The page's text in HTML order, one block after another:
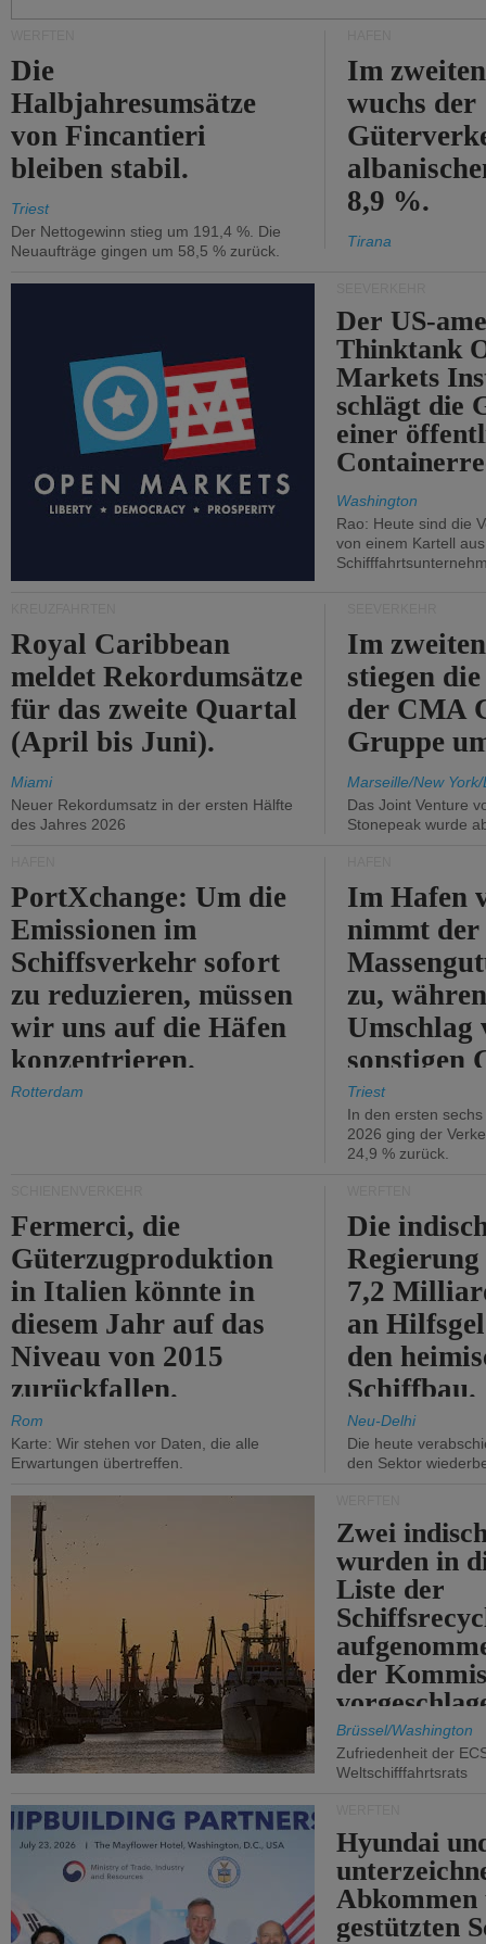
Die
Halbjahresumsätze
von Fincantieri
bleiben stabil.
Triest
Der Nettogewinn stieg um 191,4 %. Die
Neuaufträge gingen um 58,5 % zurück.
Im
wuchs der
8,9 %.
Tirana
Der US-
Thinktank
Markets
schlägt die
einer
Washington
Rao: Heute sind die
von einem Kartell
Royal Caribbean
meldet Rekordumsätze
für das zweite Quartal
(April bis Juni).
Miami
Neuer Rekordumsatz in der ersten Hälfte
des Jahres 2026
Im
stiegen
der CMA
Gruppe
Marseille/New
Das Joint Venture
Stonepeak wurde
PortXchange: Um die
Emissionen im
Schiffsverkehr sofort
zu reduzieren, müssen
wir uns auf die Häfen
konzentrieren.
Rotterdam
Im Hafen
nimmt der
zu,
Umschlag
sonstigen
abnimmt.
Triest
In den ersten
2026 ging der
24,9 % zurück.
Fermerci, die
Güterzugproduktion
in Italien könnte in
diesem Jahr auf das
Niveau von 2015
zurückfallen.
Rom
Karte: Wir stehen vor Daten, die alle
Erwartungen übertreffen.
Die
7,2
an
den
Schiffbau.
Neu-Delhi
Die heute
den Sektor
Zwei
wurden in
Liste der
der
Brüssel/Washington
Zufriedenheit der
Weltschifffahrtsrats
Hyundai
gestützten